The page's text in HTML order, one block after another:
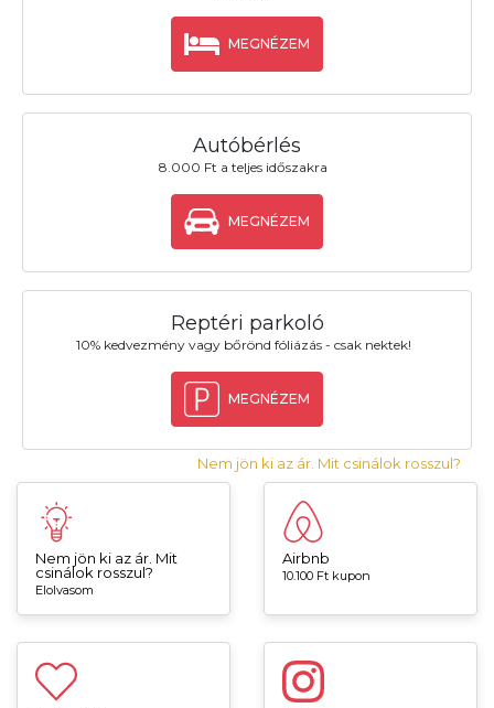
MEGNÉZEM
Autóbérlés
8.000 Ft a teljes időszakra
MEGNÉZEM
Reptéri parkoló
10% kedvezmény vagy bőrönd fóliázás - csak nektek!
MEGNÉZEM
Nem jön ki az ár. Mit csinálok rosszul?
Nem jön ki az ár. Mit
csinálok rosszul?
Elolvasom
Airbnb
10.100 Ft kupon